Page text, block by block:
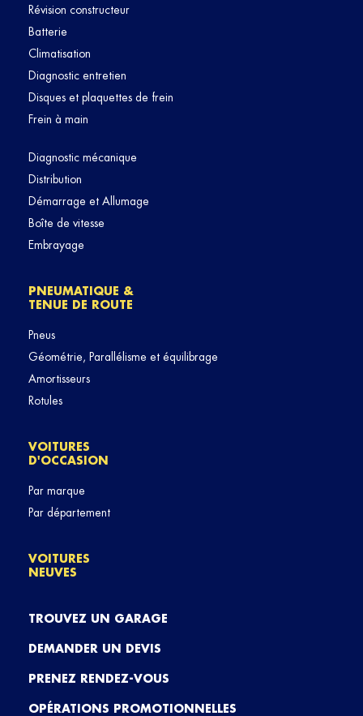
Révision constructeur
Batterie
Climatisation
Diagnostic entretien
Disques et plaquettes de frein
Frein à main
Diagnostic mécanique
Distribution
Démarrage et Allumage
Boîte de vitesse
Embrayage
PNEUMATIQUE &
TENUE DE ROUTE
Pneus
Géométrie, Parallélisme et équilibrage
Amortisseurs
Rotules
VOITURES
D'OCCASION
Par marque
Par département
VOITURES
NEUVES
TROUVEZ UN GARAGE
DEMANDER UN DEVIS
PRENEZ RENDEZ-VOUS
OPÉRATIONS PROMOTIONNELLES